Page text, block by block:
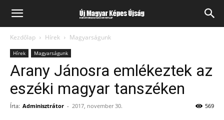
Kezdőlap Hírek Magyarságunk
Hírek Magyarságunk
Arany Jánosra emlékeztek az
eszéki magyar tanszéken
Írta: Adminisztrátor - 2017, november 30. 569